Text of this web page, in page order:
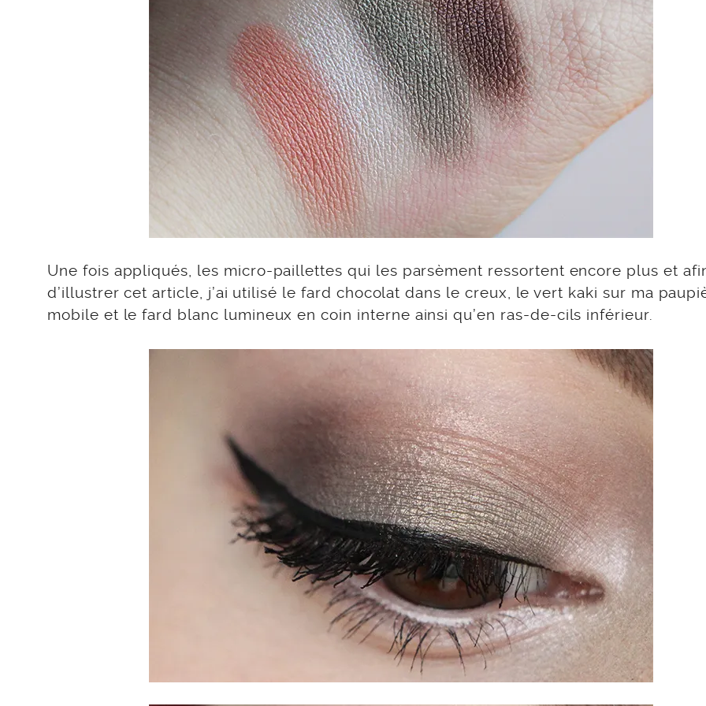
Une fois appliqués, les micro-paillettes qui les parsèment ressortent encore plus et
d’illustrer cet article, j’ai utilisé le fard chocolat dans le creux, le vert kaki sur ma
mobile et le fard blanc lumineux en coin interne ainsi qu’en ras-de-cils inférieur.